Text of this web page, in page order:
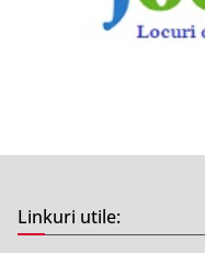
Linkuri utile: